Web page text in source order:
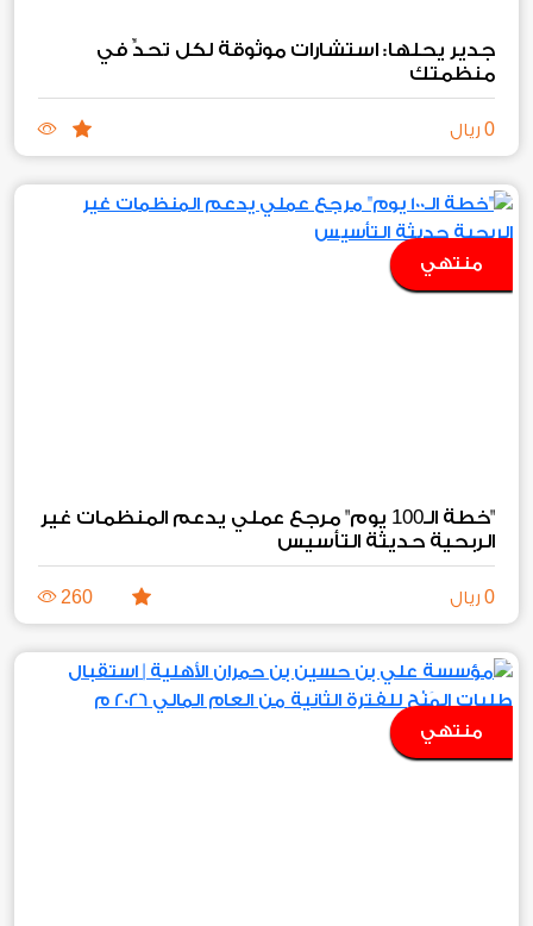
جدير يحلها: استشارات موثوقة لكل تحدٍّ في
منظمتك
0 ريال
منتهي
"خطة الـ100
يوم" مرجع عملي يدعم المنظمات غير
الربحية حديثة التأسيس
0 ريال 260
منتهي